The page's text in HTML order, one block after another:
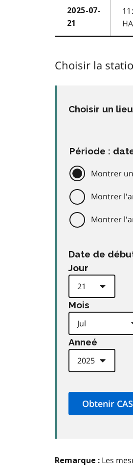
2025-07-
21
Choisir la
Choisir un
Période :
Montrer
Montrer
Montrer
Date de
Jour
Mois
Anneé
Remarque : Les